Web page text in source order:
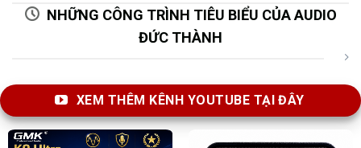
NHỮNG CÔNG TRÌNH TIÊU BIỂU CỦA AUDIO
ĐỨC THÀNH
XEM THÊM KÊNH YOUTUBE TẠI ĐÂY